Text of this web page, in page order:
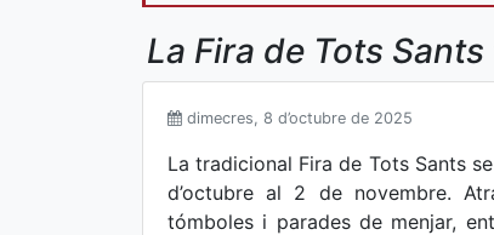
La Fira de Tots
dimecres, 8 d’octubre de 2025
La tradicional Fira de Tots Sants
d’octubre al 2 de novembre.
tómboles i parades de menjar,